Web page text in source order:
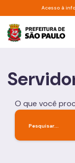
Pular para oAcesso à
O que você